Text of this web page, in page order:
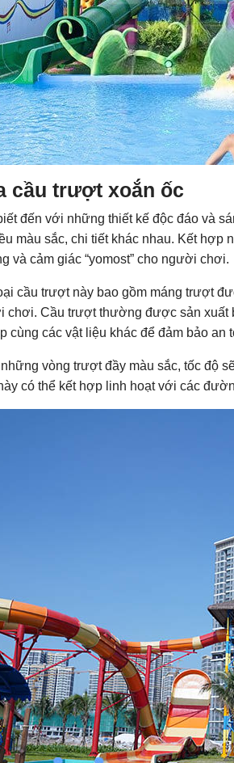
cầu trượt xoắn ốc
đến với những thiết kế độc đáo và
màu sắc, chi tiết khác nhau. Kết
và cảm giác “yomost” cho người chơi.
cầu trượt này bao gồm máng trượt
chơi. Cầu trượt thường được sản xuất
cùng các vật liệu khác để đảm bảo
vòng trượt đầy màu sắc, tốc độ
có thể kết hợp linh hoạt với các